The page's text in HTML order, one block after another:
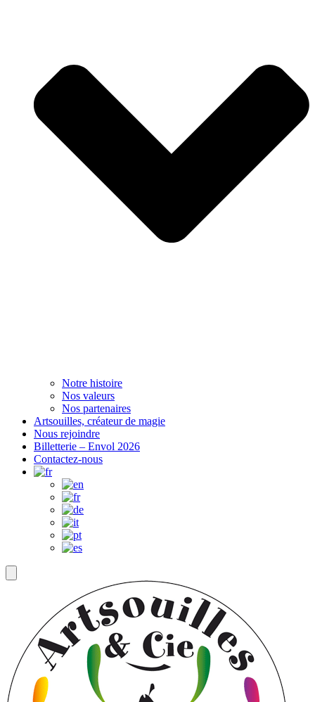
Notre histoire
Nos valeurs
Nos partenaires
Artsouilles, créateur de magie
Nous rejoindre
Billetterie – Envol 2026
Contactez-nous